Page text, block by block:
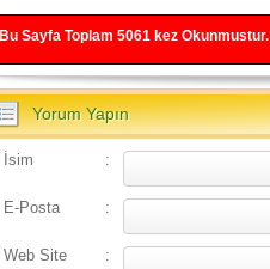
Bu Sayfa Toplam 5061kez Okunmustur.
Yorum Yapın
İsim :
E-Posta :
Web Site :